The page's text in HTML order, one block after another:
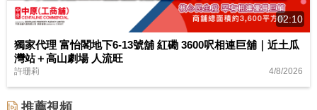
02:10
獨家代理 富怡閣地下6-13號舖 紅磡 3600呎相連巨舖｜近土瓜
灣站＋高山劇場 人流旺
許珊莉 4/8/2026
推薦視頻